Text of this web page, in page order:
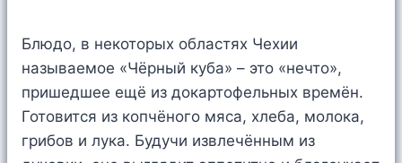
Блюдо, в некоторых областях Чехии
называемое «Чёрный куба» – это «нечто»,
пришедшее ещё из докартофельных времён.
Готовится из копчёного мяса, хлеба, молока,
грибов и лука. Будучи извлечённым из